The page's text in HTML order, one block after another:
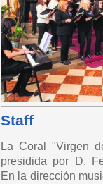
Staff
La Coral "Virgen
presidida por D.
En la dirección